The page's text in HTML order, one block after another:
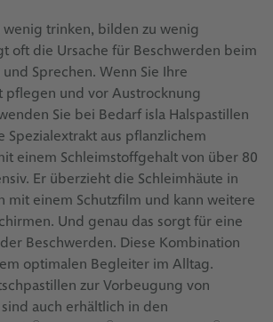
wenig trinken, bilden zu wenig
oft die Ursache für Beschwerden beim
Sprechen. Wenn Sie Ihre
pflegen und vor Austrocknung
Sie bei Bedarf isla Halspastillen
Spezialextrakt aus pflanzlichem
einem Schleimstoffgehalt von über 80
Er überzieht die Schleimhäute in
mit einem Schutzfilm und kann weitere
Und genau das sorgt für eine
Beschwerden. Diese Kombination
optimalen Begleiter im Alltag.
zur Vorbeugung von
auch erhältlich in den